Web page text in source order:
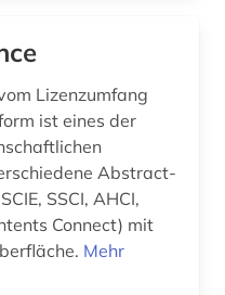
automatic engineering information (1)
automatische sprachanalyse (1)
automatische sprachproduktion (1)
Lizenzumfang
Abstract-
SSCI, AHCI,
Connect) mit
Mehr